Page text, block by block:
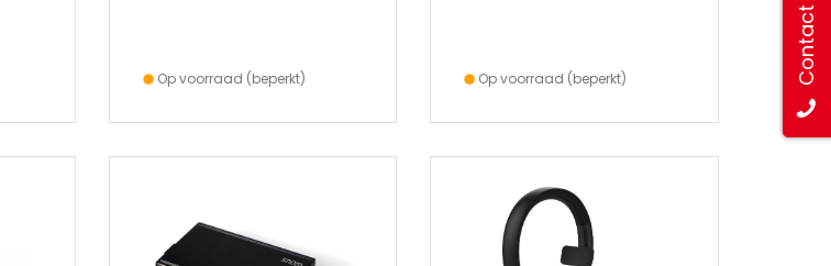
Op voorraad (beperkt) Op voorraad (beperkt) Contact